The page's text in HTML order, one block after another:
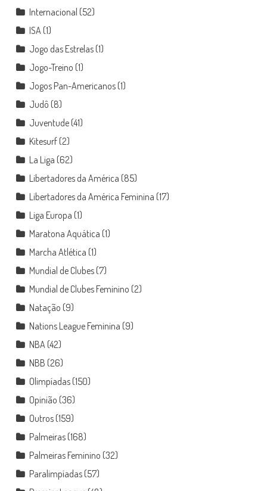
Internacional (52)
ISA(1)
Jogo das Estrelas(1)
Jogo-Treino (1)
Jogos Pan-Americanos(1)
Judô (8)
Juventude(41)
Kitesurf(2)
La Liga (62)
Libertadores da América (85)
Libertadores da América Feminina (17)
Liga Europa (1)
Maratona Aquática (1)
Marcha Atlética (1)
Mundial de Clubes(7)
Mundial de Clubes Feminino (2)
Natação (9)
Nations League Feminina (9)
NBA(42)
NBB (26)
Olimpíadas(150)
Opinião (36)
Outros(159)
Palmeiras(168)
Palmeiras Feminino (32)
Paralimpíadas(57)